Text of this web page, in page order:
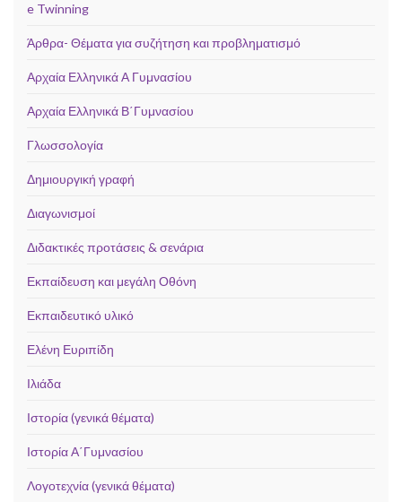
e Twinning
Άρθρα- Θέματα για συζήτηση και προβληματισμό
Αρχαία Ελληνικά Α Γυμνασίου
Αρχαία Ελληνικά Β΄Γυμνασίου
Γλωσσολογία
Δημιουργική γραφή
Διαγωνισμοί
Διδακτικές προτάσεις & σενάρια
Εκπαίδευση και μεγάλη Οθόνη
Εκπαιδευτικό υλικό
Ελένη Ευριπίδη
Ιλιάδα
Ιστορία (γενικά θέματα)
Ιστορία Α΄Γυμνασίου
Λογοτεχνία (γενικά θέματα)